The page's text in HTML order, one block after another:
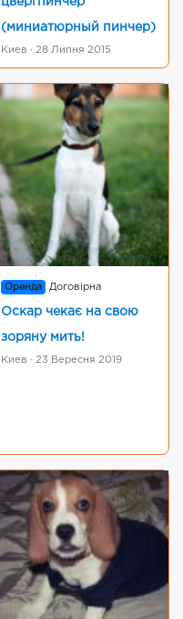
(миниатюрный пинчер)
Киев · 28 Липня 2015
Оренда Договірна
Оскар чекає на свою
зоряну мить!
Киев · 23 Вересня 2019